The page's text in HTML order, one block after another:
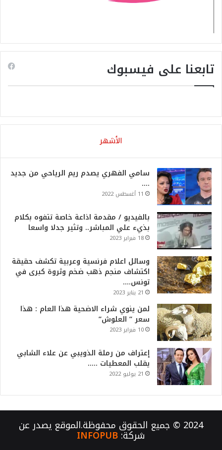
تابعنا على فيسبوك
الأشهر
سامي الفهري يصدم ريم الرياحي من جديد
….
11 أغسطس 2022
بالفيديو / مقدمة اذاعة خاصة تتفوه بكلام
بذيء علي المباشر.. وتثير جدلا واسعا
18 فبراير 2023
وسائل اعلام فرنسية وعربية تكشف حقيقة
اكتشاف منجم ذهب ضخم وثروة كبرى في
تونس….
21 يناير 2023
لمن ينوي شراء الاضحية هذا العام : هذا
سعر ” العلوش”
10 فبراير 2023
إعتراف من رملة الذويبي عن علاء الشابي
يقلب المعطيات …..
21 يوليو 2022
2024 © جميع الحقوق محفوظة.الموقع يصدر عن
شركة:INFOPUB